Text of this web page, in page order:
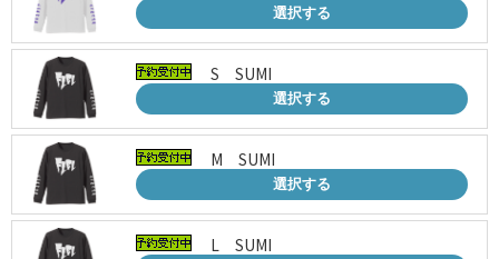
選択する
S SUMI
選択する
M SUMI
選択する
L SUMI